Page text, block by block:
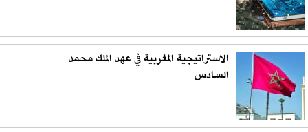
الاستراتيجية المغربية في عهد الملك محمد
السادس